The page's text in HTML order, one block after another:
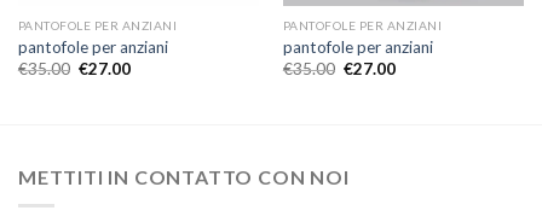
PANTOFOLE PER ANZIANI
pantofole per anziani
€35.00 €27.00
PANTOFOLE PER ANZIANI
pantofole per anziani
€35.00 €27.00
METTITI IN CONTATTO CON NOI